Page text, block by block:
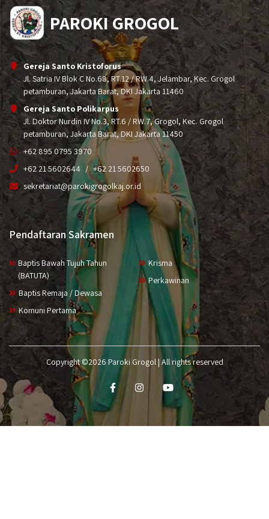
PAROKI GROGOL
Gereja Santo Kristoforus
Jl. Satria IV Blok C No.68, RT.12 / RW.4, Jelambar, Kec. Grogol
petamburan, Jakarta Barat, DKI Jakarta 11460
Gereja Santo Polikarpus
Jl. Doktor Nurdin IV No.3, RT.6 / RW.7, Grogol, Kec. Grogol
petamburan, Jakarta Barat, DKI Jakarta 11450
+62 895 0795 3970
+62 21 5602644
+62 21 5602650
sekretariat@parokigrogolkaj.or.id
Pendaftaran Sakramen
Baptis Bawah Tujuh Tahun
(BATUTA)
Baptis Remaja / Dewasa
Komuni Pertama
Krisma
Perkawinan
Copyright ©2026 Paroki Grogol | All rights reserved